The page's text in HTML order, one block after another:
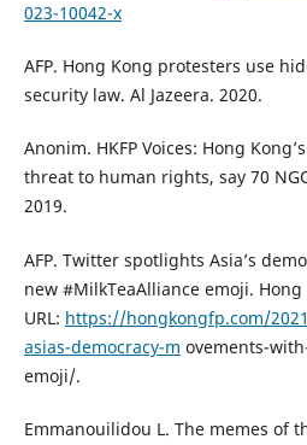
023-10042-x
AFP. Hong Kong protesters use
security law. Al Jazeera. 2020.
Anonim. HKFP Voices: Hong
threat to human rights, say 70
2019.
AFP. Twitter spotlights Asia’s
new #MilkTeaAlliance emoji. Hong
URL: https://hongkongfp.com/
asias-democracy-m ovements-
emoji/.
Emmanouilidou L. The memes of